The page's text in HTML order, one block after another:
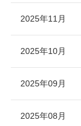
2025年11月
2025年10月
2025年09月
2025年08月